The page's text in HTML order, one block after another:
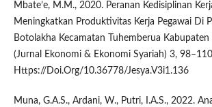
Mbate’e, M.M., 2020. Peranan Kedisiplinan
Meningkatkan Produktivitas Kerja Pegawai Di
Botolakha Kecamatan Tuhemberua Kabupaten
(Jurnal Ekonomi & Ekonomi Syariah) 3,
Https://Doi.Org/10.36778/Jesya.V3i1.136
Muna, G.A.S., Ardani, W., Putri, I.A.S., 2022.